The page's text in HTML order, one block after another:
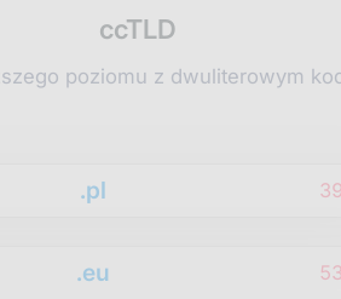
ccTLD
poziomu z dwuliterowym
.pl
.eu